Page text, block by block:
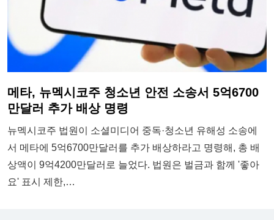
메타, 뉴멕시코주 청소년 안전 소송서 5억6700
만달러 추가 배상 명령
뉴멕시코주 법원이 소셜미디어 중독·청소년 유해성 소송에
서 메타에 5억6700만달러를 추가 배상하라고 명령해, 총 배
상액이 9억4200만달러로 늘었다. 법원은 벌금과 함께 '좋아
요' 표시 제한,…